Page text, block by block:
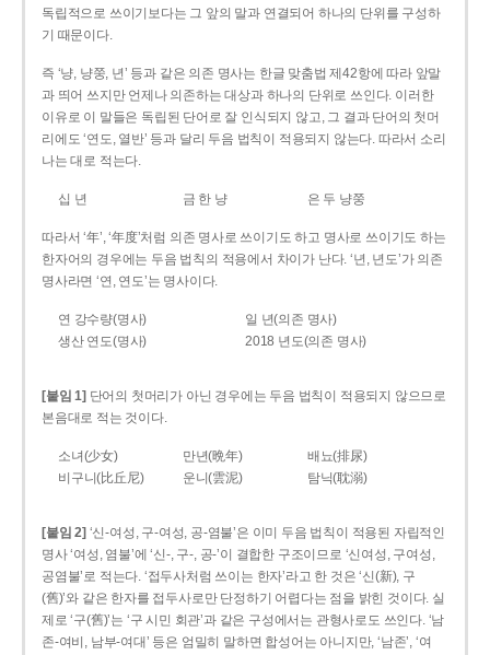
독립적으로 쓰이기보다는 그 앞의 말과 연결되어 하나의 단위를 구성하
기 때문이다.
즉 ‘냥, 냥쭝, 년’ 등과 같은 의존 명사는 한글 맞춤법 제42항에 따라 앞말
과 띄어 쓰지만 언제나 의존하는 대상과 하나의 단위로 쓰인다. 이러한
이유로 이 말들은 독립된 단어로 잘 인식되지 않고, 그 결과 단어의 첫머
리에도 ‘연도, 열반’ 등과 달리 두음 법칙이 적용되지 않는다. 따라서 소리
나는 대로 적는다.
십 년 금 한 냥 은 두 냥쭝
따라서 ‘年’, ‘年度’처럼 의존 명사로 쓰이기도 하고 명사로 쓰이기도 하는
한자어의 경우에는 두음 법칙의 적용에서 차이가 난다. ‘년, 년도’가 의존
명사라면 ‘연, 연도’는 명사이다.
연 강수량(명사)
일 년(의존 명사)
생산 연도(명사)
2018 년도(의존 명사)
[붙임 1] 단어의 첫머리가 아닌 경우에는 두음 법칙이 적용되지 않으므로
본음대로 적는 것이다.
소녀(少女) 만년(晩年)
배뇨(排尿)
비구니(比丘尼)
운니(雲泥) 탐닉(耽溺)
[붙임 2] ‘신-여성, 구-여성, 공-염불’은 이미 두음 법칙이 적용된 자립적인
명사 ‘여성, 염불’에 ‘신-, 구-, 공-’이 결합한 구조이므로 ‘신여성, 구여성,
공염불’로 적는다. ‘접두사처럼 쓰이는 한자’라고 한 것은 ‘신(新), 구
(舊)’와 같은 한자를 접두사로만 단정하기 어렵다는 점을 밝힌 것이다. 실
제로 ‘구(舊)’는 ‘구 시민 회관’과 같은 구성에서는 관형사로도 쓰인다. ‘남
존­-여비, 남부-­여대’ 등은 엄밀히 말하면 합성어는 아니지만, ‘남존’, ‘여